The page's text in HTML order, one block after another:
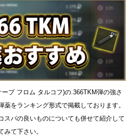
プ フロム タルコフ)の.366TKM弾の強さ
をランキング形式で掲載しております。
スパの良いものについても併せて紹介して
みて下さい。